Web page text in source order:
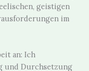
geistigen
im
an: Ich
und Durchsetzung